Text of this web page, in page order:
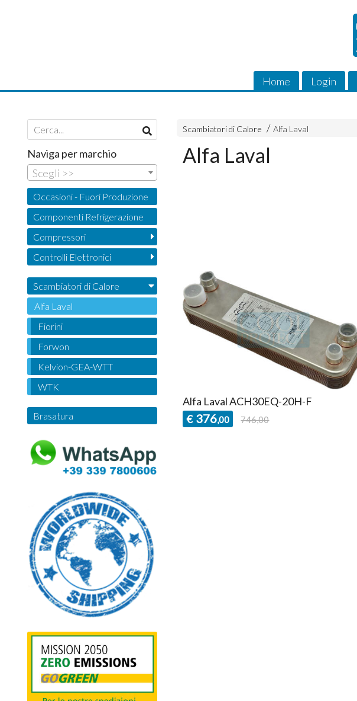
Home Login
Scambiatori di Calore Alfa Laval
Alfa Laval
Alfa Laval ACH30EQ-20H-F
€ 376,00 746,00
Naviga per marchio
Scegli >>
Occasioni - Fuori Produzione
Componenti Refrigerazione
Compressori
Controlli Elettronici
Scambiatori di Calore
Alfa Laval
Fiorini
Forwon
Kelvion-GEA-WTT
WTK
Brasatura